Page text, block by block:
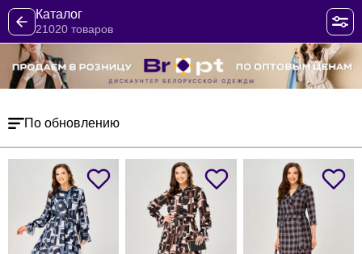
Каталог
21020 товаров
По обновлению